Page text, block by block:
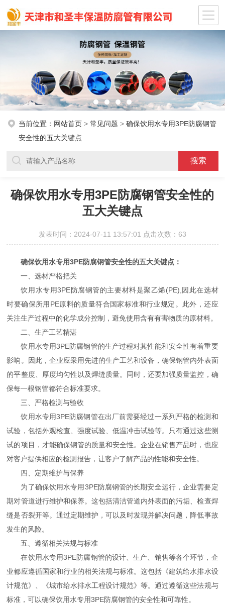
当前位置： 网站首页 > 常见问题 > 确保饮用水专用3PE防腐钢管
安全性的五大关键点
确保饮用水专用3PE防腐钢管安全性的
五大关键点
发表时间：2024-07-11 13:57:01 点击次数：63
确保饮用水专用3PE防腐钢管安全性的五大关键点：
一、选材严格把关
饮用水专用3PE防腐钢管的主要材料是聚乙烯(PE),因此在选材
时要确保所用PE原料的质量符合国家标准和行业规定。此外，还应
关注生产过程中的化学成分控制，避免使用含有有害物质的原材料。
二、生产工艺精湛
饮用水专用3PE防腐钢管的生产过程对其性能和安全性有着重要
影响。因此，企业应采用先进的生产工艺和设备，确保钢管内外表面
的平整度、厚度均匀性以及焊缝质量。同时，还要加强质量监控，确
保每一根钢管都符合标准要求。
三、严格检测与验收
饮用水专用3PE防腐钢管在出厂前需要经过一系列严格的检测和
试验，包括外观检查、强度试验、低温冲击试验等。只有通过这些测
试的项目，才能确保钢管的质量和安全性。企业在销售产品时，也应
对客户提供相应的检测报告，让客户了解产品的性能和安全性。
四、定期维护与保养
为了确保饮用水专用3PE防腐钢管的长期安全运行，企业需要定
期对管道进行维护和保养。这包括清洁管道内外表面的污垢、检查焊
缝是否裂开等。通过定期维护，可以及时发现并解决问题，降低事故
发生的风险。
五、遵循相关法规与标准
在饮用水专用3PE防腐钢管的设计、生产、销售等各个环节，企
业都应遵循国家和行业的相关法规与标准。这包括《建筑给水排水设
计规范》、《城市给水排水工程设计规范》等。通过遵循这些法规与
标准，可以确保饮用水专用3PE防腐钢管的安全性和可靠性。